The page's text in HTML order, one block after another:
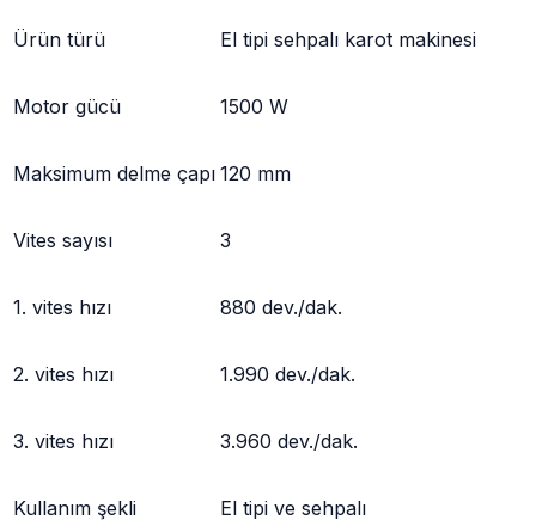
Ürün türü El tipi sehpalı karot makinesi
Motor gücü 1500 W
Maksimum delme çapı 120 mm
Vites sayısı 3
1. vites hızı 880 dev./dak.
2. vites hızı 1.990 dev./dak.
3. vites hızı 3.960 dev./dak.
Kullanım şekli El tipi ve sehpalı